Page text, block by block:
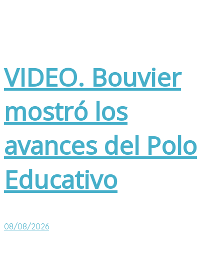
VIDEO. Bouvier
mostró los
avances del Polo
Educativo
08/08/2026